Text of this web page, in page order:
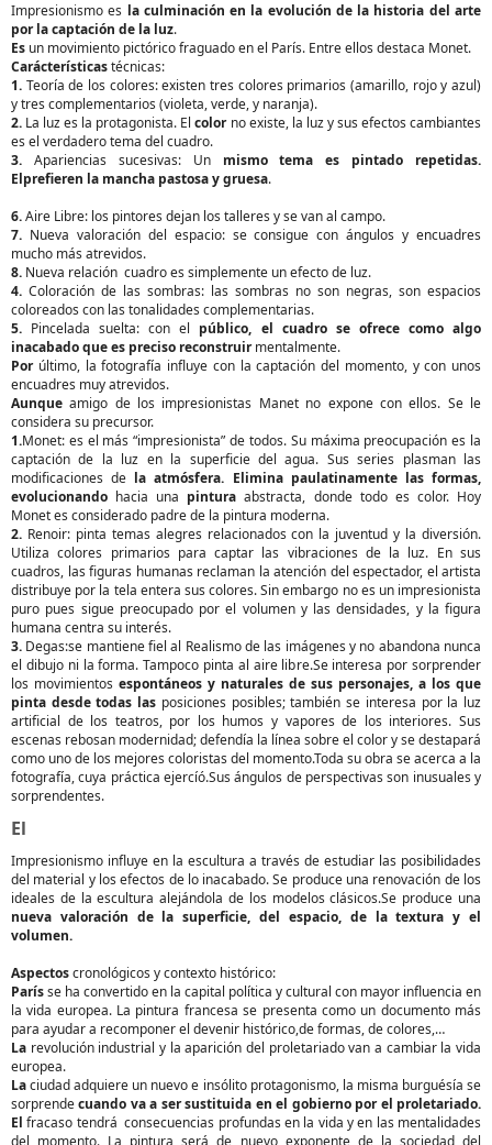
Impresionismo es la culminación en la evolución de la historia del arte
por la captación de la luz.
Es un movimiento pictórico fraguado en el París. Entre ellos destaca Monet.
Carácterísticastécnicas:
1. Teoría de los colores: existen tres colores primarios (amarillo, rojo y azul)
y tres complementarios (violeta, verde, y naranja).
2. La luz es la protagonista. Elcolorno existe, la luz y sus efectos cambiantes
es el verdadero tema del cuadro.
3. Apariencias sucesivas: Un mismo tema es pintado repetidas.
Elprefieren la mancha pastosa y gruesa.
6.Aire Libre: los pintores dejan los talleres y se van al campo.
7. Nueva valoración del espacio: se consigue con ángulos y encuadres
mucho más atrevidos.
8. Nueva relación cuadro es simplemente un efecto de luz.
4. Coloración de las sombras: las sombras no son negras, son espacios
coloreados con las tonalidades complementarias.
5. Pincelada suelta: con el público, el cuadro se ofrece como algo
inacabado que es preciso reconstruirmentalmente.
Porúltimo, la fotografía influye con la captación del momento, y con unos
encuadres muy atrevidos.
Aunque amigo de los impresionistas Manet no expone con ellos. Se le
considera su precursor.
1.Monet: es el más “impresionista” de todos. Su máxima preocupación es la
captación de la luz en la superficie del agua. Sus series plasman las
modificaciones de la atmósfera. Elimina paulatinamente las formas,
evolucionando hacia una pintura abstracta, donde todo es color. Hoy
Monet es considerado padre de la pintura moderna.
2. Renoir: pinta temas alegres relacionados con la juventud y la diversión.
Utiliza colores primarios para captar las vibraciones de la luz. En sus
cuadros, las figuras humanas reclaman la atención del espectador, el artista
distribuye por la tela entera sus colores. Sin embargo no es un impresionista
puro pues sigue preocupado por el volumen y las densidades, y la figura
humana centra su interés.
3. Degas:se mantiene fiel al Realismo de las imágenes y no abandona nunca
el dibujo ni la forma. Tampoco pinta al aire libre.Se interesa por sorprender
los movimientos espontáneos y naturales de sus personajes, a los que
pinta desde todas las posiciones posibles; también se interesa por la luz
artificial de los teatros, por los humos y vapores de los interiores. Sus
escenas rebosan modernidad; defendía la línea sobre el color y se destapará
como uno de los mejores coloristas del momento.Toda su obra se acerca a la
fotografía, cuya práctica ejercíó.Sus ángulos de perspectivas son inusuales y
sorprendentes.
El
Impresionismo influye en la escultura a través de estudiar las posibilidades
del material y los efectos de lo inacabado. Se produce una renovación de los
ideales de la escultura alejándola de los modelos clásicos.Se produce una
nueva valoración de la superficie, del espacio, de la textura y el
volumen.
Aspectoscronológicos y contexto histórico:
Parísse ha convertido en la capital política y cultural con mayor influencia en
la vida europea. La pintura francesa se presenta como un documento más
para ayudar a recomponer el devenir histórico,de formas, de colores,…
La revolución industrial y la aparición del proletariado van a cambiar la vida
europea.
Laciudad adquiere un nuevo e insólito protagonismo, la misma burguésía se
sorprendecuando va a ser sustituida en el gobierno por el proletariado.
El fracaso tendrá consecuencias profundas en la vida y en las mentalidades
del momento. La pintura será de nuevo exponente de la sociedad del